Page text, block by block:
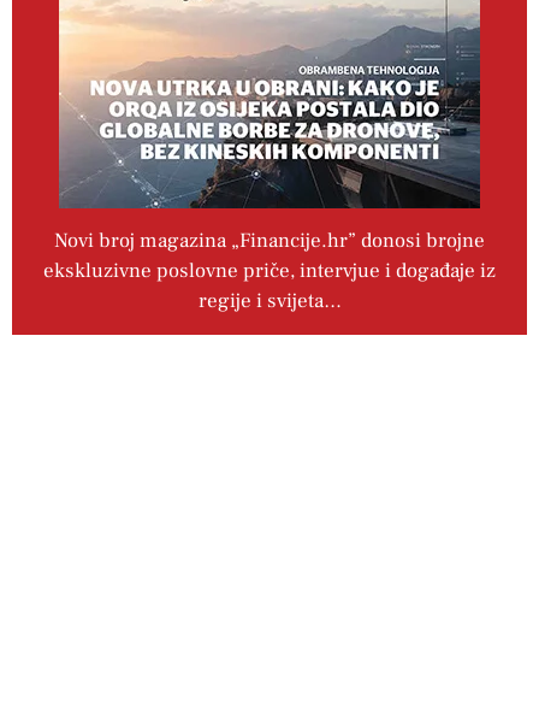
Novi broj magazina „Financije.hr” donosi brojne
ekskluzivne poslovne priče, intervjue i događaje iz
regije i svijeta…